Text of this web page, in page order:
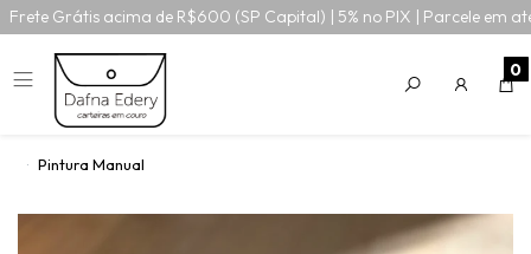
Frete Grátis acima de R$600 (SP Capital) | 5% no PIX | Parcele em
0
Pintura Manual